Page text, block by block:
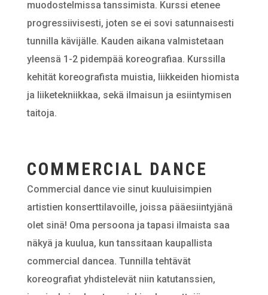
muodostelmissa tanssimista. Kurssi etenee
progressiivisesti, joten se ei sovi satunnaisesti
tunnilla kävijälle. Kauden aikana valmistetaan
yleensä 1-2 pidempää koreografiaa. Kurssilla
kehität koreografista muistia, liikkeiden hiomista
ja liiketekniikkaa, sekä ilmaisun ja esiintymisen
taitoja.
COMMERCIAL DANCE
Commercial dance vie sinut kuuluisimpien
artistien konserttilavoille, joissa pääesiintyjänä
olet sinä! Oma persoona ja tapasi ilmaista saa
näkyä ja kuulua, kun tanssitaan kaupallista
commercial dancea. Tunnilla tehtävät
koreografiat yhdistelevät niin katutanssien,